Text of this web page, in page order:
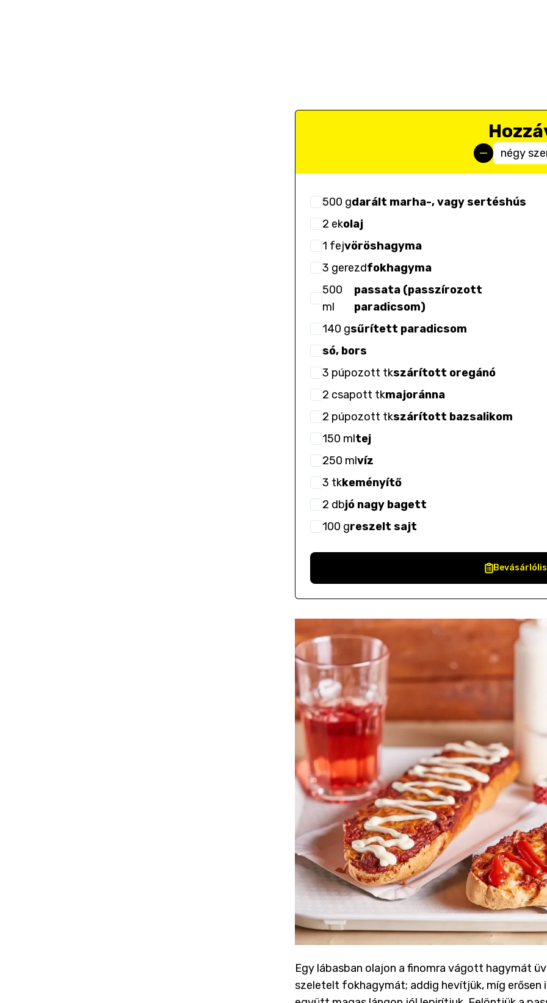
négy
500 gdarált marha-, vagy sertéshús
2 ekolaj
1 fejvöröshagyma
3 gerezdfokhagyma
500
ml
passata (passzírozott
paradicsom)
140 gsűrített paradicsom
só, bors
3 púpozott tkszárított oregánó
2 csapott tkmajoránna
2 púpozott tkszárított bazsalikom
150 mltej
250 mlvíz
3 tkkeményítő
2 dbjó nagy bagett
100 greszelt sajt
Egy lábasban olajon a finomra vágott hagymát
szeletelt fokhagymát; addig hevítjük, míg erősen